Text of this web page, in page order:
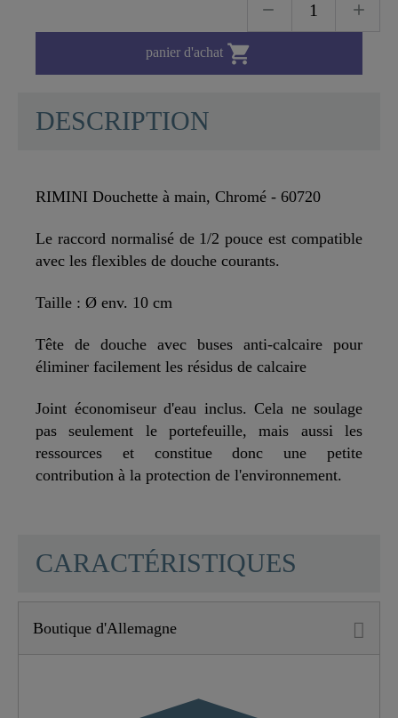
panier d'achat 
DESCRIPTION
RIMINI Douchette à main, Chromé - 60720
Le raccord normalisé de 1/2 pouce est compatible
avec les flexibles de douche courants.
Taille : Ø env. 10 cm
Tête de douche avec buses anti-calcaire pour
éliminer facilement les résidus de calcaire
Joint économiseur d'eau inclus. Cela ne soulage
pas seulement le portefeuille, mais aussi les
ressources et constitue donc une petite
contribution à la protection de l'environnement.
Matériau
ABS (extérieur) /
CARACTÉRISTIQUES
Boutique d'Allemagne